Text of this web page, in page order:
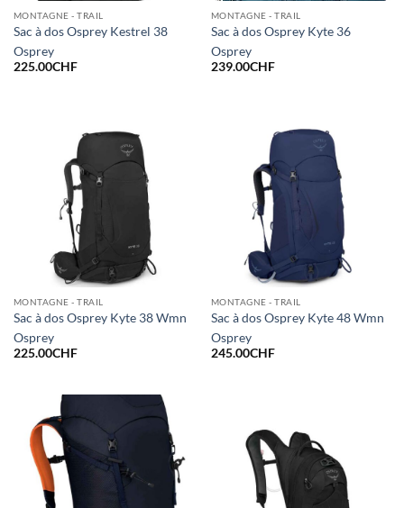
MONTAGNE - TRAIL
Sac à dos Osprey Kestrel 38
Osprey
225.00CHF
MONTAGNE - TRAIL
Sac à dos Osprey Kyte 36
Osprey
239.00CHF
MONTAGNE - TRAIL
Sac à dos Osprey Kyte 38 Wmn
Osprey
225.00CHF
MONTAGNE - TRAIL
Sac à dos Osprey Kyte 48 Wmn
Osprey
245.00CHF